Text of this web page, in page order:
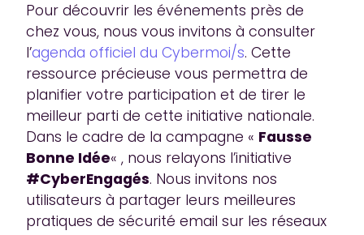
Pour découvrir les événements près de
chez vous, nous vous invitons à consulter
l’agenda officiel du Cybermoi/s. Cette
ressource précieuse vous permettra de
planifier votre participation et de tirer le
meilleur parti de cette initiative nationale.
Dans le cadre de la campagne « Fausse
Bonne Idée« , nous relayons l’initiative
#CyberEngagés. Nous invitons nos
utilisateurs à partager leurs meilleures
pratiques de sécurité email sur les réseaux